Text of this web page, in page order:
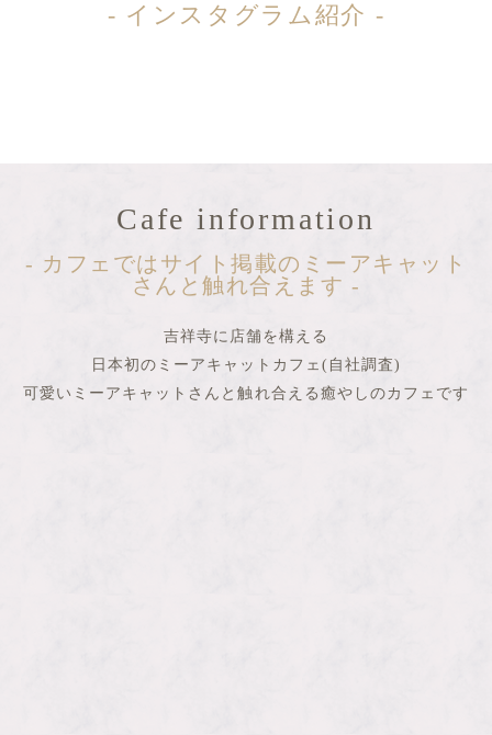
- インスタグラム紹介 -
Cafe information
- カフェではサイト掲載のミーアキャット
さんと触れ合えます -
吉祥寺に店舗を構える
日本初のミーアキャットカフェ(自社調査)
可愛いミーアキャットさんと触れ合える 癒やしのカフェです